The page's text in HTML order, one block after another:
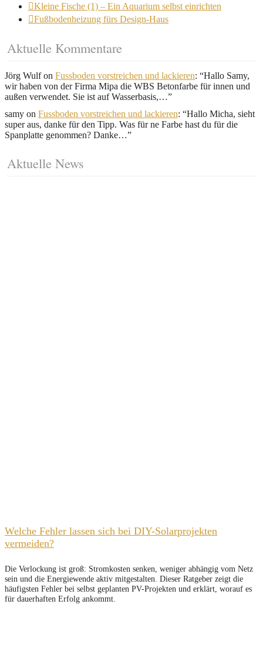
Kleine Fische (1) – Ein Aquarium selbst einrichten
Fußbodenheizung fürs Design-Haus
Aktuelle Kommentare
Jörg Wulfon Fussboden vorstreichen und lackieren: “Hallo Samy,
wir haben von der Firma Mipa die WBS Betonfarbe für innen und
außen verwendet. Sie ist auf Wasserbasis,…”
samy on Fussboden vorstreichen und lackieren: “Hallo Micha, sieht
super aus, danke für den Tipp. Was für ne Farbe hast du für die
Spanplatte genommen? Danke…”
Aktuelle News
Welche Fehler lassen sich bei DIY-Solarprojekten
vermeiden?
Die Verlockung ist groß: Stromkosten senken, weniger abhängig vom Netz
sein und die Energiewende aktiv mitgestalten. Dieser Ratgeber zeigt die
häufigsten Fehler bei selbst geplanten PV-Projekten und erklärt, worauf es
für dauerhaften Erfolg ankommt.